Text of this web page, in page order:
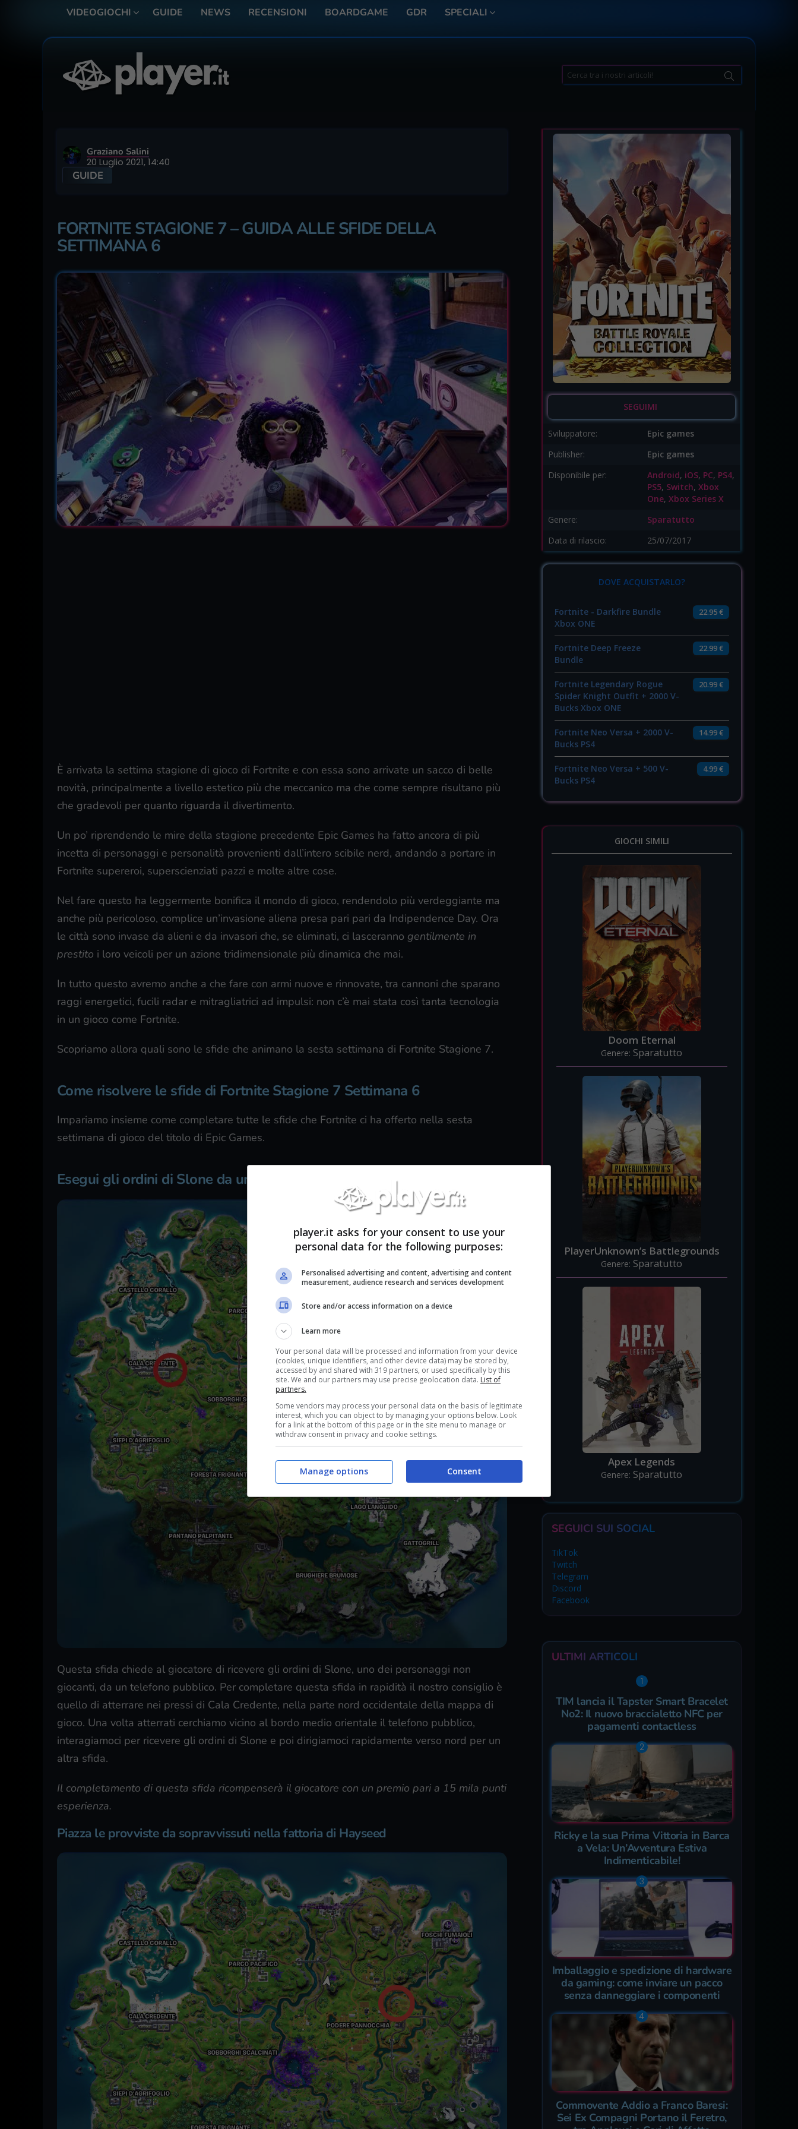
VIDEOGIOCHI GUIDE NEWS RECENSIONI BOARDGAME GDR SPECIALI
Search
for:
Graziano Salini
20 Luglio 2021, 14:40
GUIDE
FORTNITE STAGIONE 7 – GUIDA ALLE SFIDE DELLA
SETTIMANA 6
È arrivata la settima stagione di gioco di Fortnite e con essa sono arrivate un sacco di belle
novità, principalmente a livello estetico più che meccanico ma che come sempre risultano più
che gradevoli per quanto riguarda il divertimento.
Un po’ riprendendo le mire della stagione precedente Epic Games ha fatto ancora di più
incetta di personaggi e personalità provenienti dall’intero scibile nerd, andando a portare in
Fortnite supereroi, superscienziati pazzi e molte altre cose.
Nel fare questo ha leggermente bonifica il mondo di gioco, rendendolo più verdeggiante ma
anche più pericoloso, complice un’invasione aliena presa pari pari da Indipendence Day. Ora
le città sono invase da alieni e da invasori che, se eliminati, ci lasceranno gentilmente in
prestito i loro veicoli per un azione tridimensionale più dinamica che mai.
In tutto questo avremo anche a che fare con armi nuove e rinnovate, tra cannoni che sparano
raggi energetici, fucili radar e mitragliatrici ad impulsi: non c’è mai stata così tanta tecnologia
in un gioco come Fortnite.
Scopriamo allora quali sono le sfide che animano la sesta settimana di Fortnite Stagione 7.
Come risolvere le sfide di Fortnite Stagione 7 Settimana 6
Impariamo insieme come completare tutte le sfide che Fortnite ci ha offerto nella sesta
settimana di gioco del titolo di Epic Games.
Esegui gli ordini di Slone da un telefono pubblico
Questa sfida chiede al giocatore di ricevere gli ordini di Slone, uno dei personaggi non
giocanti, da un telefono pubblico. Per completare questa sfida in rapidità il nostro consiglio è
quello di atterrare nei pressi di Cala Credente, nella parte nord occidentale della mappa di
gioco. Una volta atterrati cerchiamo vicino al bordo medio orientale il telefono pubblico,
interagiamoci per ricevere gli ordini di Slone e poi dirigiamoci rapidamente verso nord per un
altra sfida.
Il completamento di questa sfida ricompenserà il giocatore con un premio pari a 15 mila punti
esperienza.
Piazza le provviste da sopravvissuti nella fattoria di Hayseed
SEGUIMI
Sviluppatore:
Epic games
Publisher:
Epic games
Disponibile per:
Android, iOS, PC, PS4,
PS5, Switch, Xbox
One, Xbox Series X
Genere:
Sparatutto
Data di rilascio:
25/07/2017
DOVE ACQUISTARLO?
Fortnite - Darkfire Bundle
Xbox ONE
22.95 €
Fortnite Deep Freeze
Bundle
22.99 €
Fortnite Legendary Rogue
Spider Knight Outfit + 2000 V-
Bucks Xbox ONE
20.99 €
Fortnite Neo Versa + 2000 V-
Bucks PS4
14.99 €
Fortnite Neo Versa + 500 V-
Bucks PS4
4.99 €
GIOCHI SIMILI
Doom Eternal
Genere: Sparatutto
PlayerUnknown’s Battlegrounds
Genere: Sparatutto
Apex Legends
Genere: Sparatutto
SEGUICI SUI SOCIAL
TikTok
Twitch
Telegram
Discord
Facebook
ULTIMI ARTICOLI
TIM lancia il Tapster Smart Bracelet
No2: Il nuovo braccialetto NFC per
pagamenti contactless
Ricky e la sua Prima Vittoria in Barca
a Vela: Un’Avventura Estiva
Indimenticabile!
Imballaggio e spedizione di hardware
da gaming: come inviare un pacco
senza danneggiare i componenti
Commovente Addio a Franco Baresi:
Sei Ex Compagni Portano il Feretro,
player.it asks for your consent to use your
personal data for the following purposes:
Personalised advertising and content, advertising and content
measurement, audience research and services development
Store and/or access information on a device
Learn more
Your personal data will be processed and information from your device
(cookies, unique identifiers, and other device data) may be stored by,
accessed by and shared with 319 partners, or used specifically by this
site. We and our partners may use precise geolocation data. List of
partners.
Some vendors may process your personal data on the basis of legitimate
interest, which you can object to by managing your options below. Look
for a link at the bottom of this page or in the site menu to manage or
withdraw consent in privacy and cookie settings.
Consent
Manage options